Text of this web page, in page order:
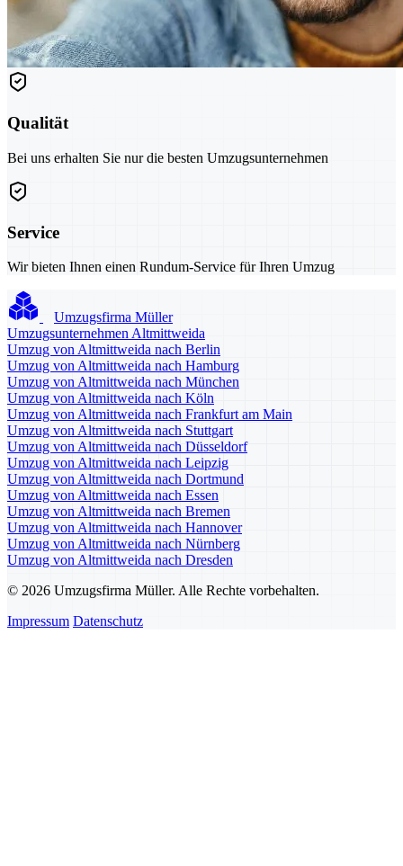
Qualität
Bei uns erhalten Sie nur die besten Umzugsunternehmen
Service
Wir bieten Ihnen einen Rundum-Service für Ihren Umzug
Umzugsfirma Müller
Umzugsunternehmen Altmittweida
Umzug von Altmittweida nach Berlin
Umzug von Altmittweida nach Hamburg
Umzug von Altmittweida nach München
Umzug von Altmittweida nach Köln
Umzug von Altmittweida nach Frankfurt am Main
Umzug von Altmittweida nach Stuttgart
Umzug von Altmittweida nach Düsseldorf
Umzug von Altmittweida nach Leipzig
Umzug von Altmittweida nach Dortmund
Umzug von Altmittweida nach Essen
Umzug von Altmittweida nach Bremen
Umzug von Altmittweida nach Hannover
Umzug von Altmittweida nach Nürnberg
Umzug von Altmittweida nach Dresden
© 2026 Umzugsfirma Müller. Alle Rechte vorbehalten.
Impressum Datenschutz